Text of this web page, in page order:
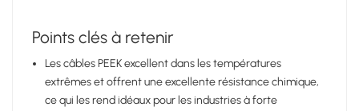
Points clés à retenir
Les câbles PEEK excellent dans les températures
extrêmes et offrent une excellente résistance chimique,
ce qui les rend idéaux pour les industries à forte